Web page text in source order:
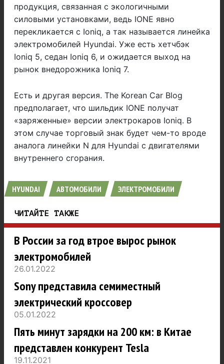
продукция, связанная с экологичными
силовыми установками, ведь IONE явно
перекликается с Ioniq, а так называется линейка
электромобилей Hyundai. Уже есть хетчбэк
Ioniq 5, седан Ioniq 6, и ожидается выход на
рынок внедорожника Ioniq 7.
Есть и другая версия. The Korean Car Blog
предполагает, что шильдик IONE получат
«заряженные» версии электрокаров Ioniq. В
этом случае торговый знак будет чем-то вроде
аналога линейки N для Hyundai c двигателями
внутреннего сгорания.
HYUNDAI АВТОМОБИЛИ ЭЛЕКТРОМОБИЛИ
ЧИТАЙТЕ ТАКЖЕ
В России за год втрое вырос рынок
электромобилей
26.01.2022
Sony представила семиместный
электрический кроссовер
05.01.2022
Пять минут зарядки на 200 км: в Китае
представлен конкурент Tesla
19.11.2021